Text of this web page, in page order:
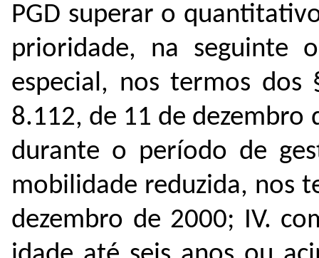
PGD superar o
prioridade, na seguinte
especial, nos termos
8.112, de 11 de dezembro
durante o período de
mobilidade reduzida, nos
dezembro de 2000; IV.